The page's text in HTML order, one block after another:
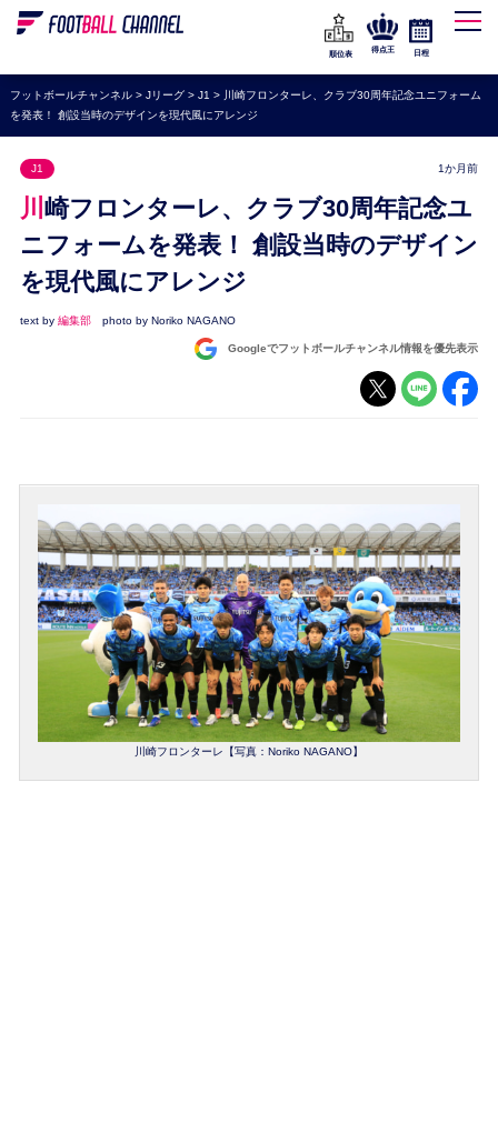
WEリーグ
海外サッカー
プレミアリーグ
セリエA
ブンデスリーガ
UEFA
ナショナルチーム
順位表
得点王 日程
フットボールチャンネル> Jリーグ> J1 >
川崎フロンターレ、クラブ30周年記念ユニフォーム
を発表！ 創設当時のデザインを現代風にアレンジ
J1 1か月前
川崎フロンターレ、クラブ30周年記念ユ
ニフォームを発表！ 創設当時のデザイン
を現代風にアレンジ
text by 編集部 photo by Noriko NAGANO
Googleでフットボールチャンネル情報を優先表示
川崎フロンターレ【写真：Noriko NAGANO】